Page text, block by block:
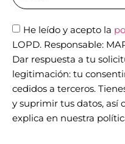
He leído y acepto la
LOPD. Responsable:
Dar respuesta a tu
legitimación: tu
cedidos a terceros.
y suprimir tus datos, así
explica en nuestra